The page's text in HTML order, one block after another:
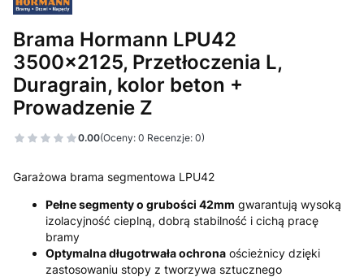
Brama Hormann LPU42
3500x2125, Przetłoczenia L,
Duragrain, kolor beton +
Prowadzenie Z
0.00(Oceny: 0 Recenzje: 0)
Garażowa brama segmentowa LPU42
Pełne segmenty o grubości 42mm gwarantują wysoką
izolacyjność cieplną, dobrą stabilność i cichą pracę
bramy
Optymalna długotrwała ochrona ościeżnicy dzięki
zastosowaniu stopy z tworzywa sztucznego